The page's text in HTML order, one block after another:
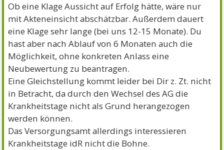
Ob eine Klage Aussicht auf Erfolg hätte, wäre nur
mit Akteneinsicht abschätzbar. Außerdem dauert
eine Klage sehr lange (bei uns 12-15 Monate). Du
hast aber nach Ablauf von 6 Monaten auch die
Möglichkeit, ohne konkreten Anlass eine
Neubewertung zu beantragen.
Eine Gleichstellung kommt leider bei Dir z. Zt. nicht
in Betracht, da durch den Wechsel des AG die
Krankheitstage nicht als Grund herangezogen
werden können.
Das Versorgungsamt allerdings interessieren
Krankheitstage idR nicht die Bohne.